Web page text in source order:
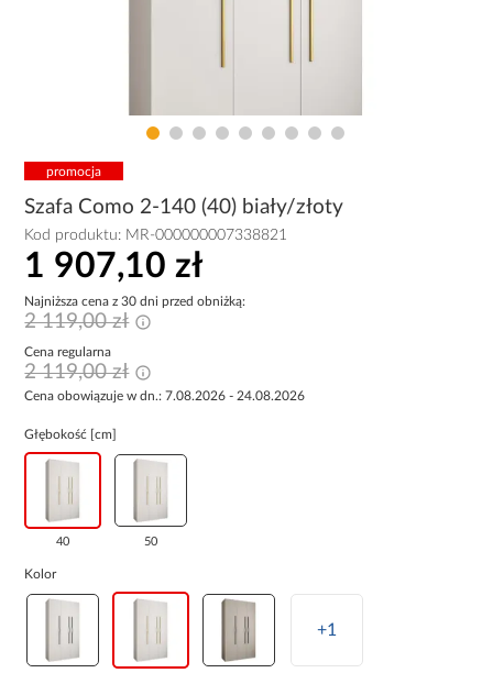
promocja
Szafa Como 2-140 (40) biały/złoty
Kod produktu: MR-000000007338821
1 907,10 zł
Najniższa cena z 30 dni przed obniżką:
2 119,00 zł
Cena regularna
2 119,00 zł
Cena obowiązuje w dn.: 7.08.2026 - 24.08.2026
Głębokość [cm]
40 50
Kolor
+1